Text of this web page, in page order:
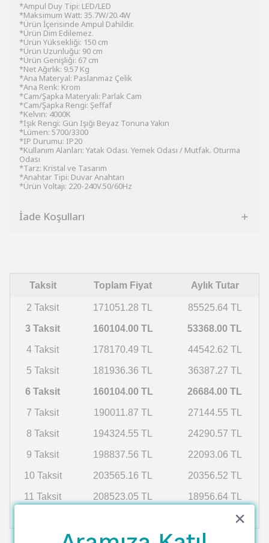
*Ampul Duy Tipi: LED/LED
*Maksimum Watt: 35.7W/20.4W
*Ürün İçerisinde Ampul Dahildir.
*Ürün Dim Edilemez.
*Ürün Yüksekliği: 150 cm
*Ürün Uzunluğu: 90 cm
*Ürün Genişliği: 67 cm
*Net Ağırlık: 9.57 Kg
*Ana Materyal: Paslanmaz Çelik
*Ana Renk: Krom
*Cam/Şapka Materyali: Parlak Cam
*Cam/Şapka Rengi: Şeffaf
*Kelvın: 4000K
*Işık Rengi: Gün Işığı Beyaz Tonuna Yakın
*Lümen: 5700/3300
*IP Durumu: IP20
*Kullanım Alanları: Yatak Odası. Yemek Odası / Mutfak. Oturma
Odası
*Tarz: Kristal ve Tasarım
*Anahtar Tipi: Duvar Anahtarı
*Ürün Voltajı: 220-240V.50/60Hz
İade Koşulları
Taksit Toplam Fiyat Aylık Tutar
2 Taksit 171051.28 TL 85525.64 TL
3 Taksit 160104.00 TL 53368.00 TL
4 Taksit 178170.49 TL 44542.62 TL
5 Taksit 181936.36 TL 36387.27 TL
6 Taksit 160104.00 TL 26684.00 TL
7 Taksit 190011.87 TL 27144.55 TL
8 Taksit 194324.55 TL 24290.57 TL
9 Taksit 198837.56 TL 22093.06 TL
10 Taksit 203565.16 TL 20356.52 TL
11 Taksit 208523.05 TL 18956.64 TL
17810.71 TL